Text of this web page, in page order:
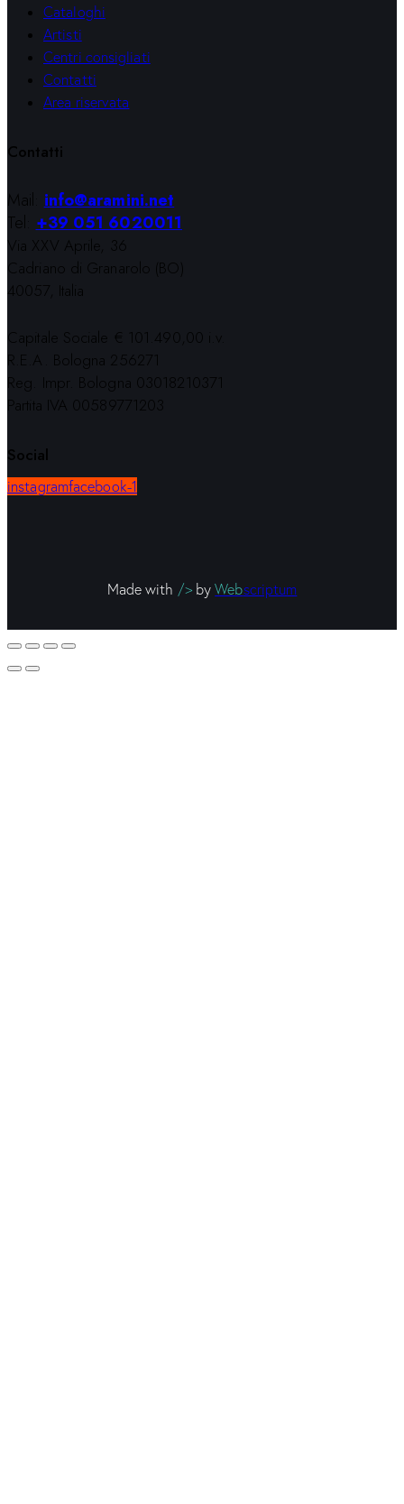
Cataloghi
Artisti
Centri consigliati
Contatti
Area riservata
Contatti
Mail:info@aramini.net
Tel:+39 051 6020011
Via XXV Aprile, 36
Cadriano di Granarolo (BO)
40057, Italia
Capitale Sociale € 101.490,00 i.v.
R.E.A. Bologna 256271
Reg. Impr. Bologna 03018210371
Partita IVA 00589771203
Social
instagramfacebook-1
Made with />byWebscriptum